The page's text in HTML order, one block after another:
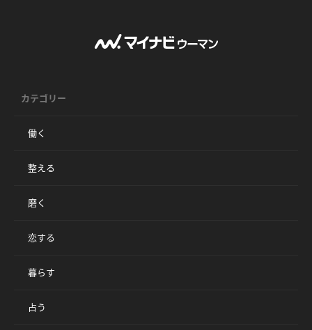
カテゴリー
働く
整える
磨く
恋する
暮らす
占う